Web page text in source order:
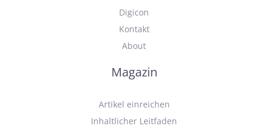
Digicon
Kontakt
About
Magazin
Artikel einreichen
Inhaltlicher Leitfaden